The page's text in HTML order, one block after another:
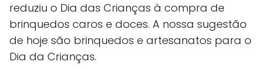
reduziu o Dia das Crianças à compra de
brinquedos caros e doces. A nossa sugestão
de hoje são brinquedos e artesanatos para o
Dia da Crianças.